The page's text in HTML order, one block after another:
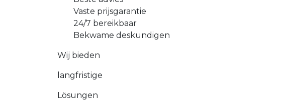
Vaste prijsgarantie
24/7 bereikbaar
Bekwame deskundigen
Wij bieden
langfristige
Lösungen